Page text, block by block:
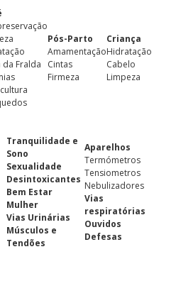
da Fralda
Pós-Parto
Amamentação
Cintas
Firmeza
Criança
Hidratação
Cabelo
Limpeza
Tranquilidade e
Sono
Sexualidade
Desintoxicantes
Bem Estar
Mulher
Vias Urinárias
Músculos e
Tendões
Aparelhos
Termómetros
Tensiometros
Nebulizadores
Vias
respiratórias
Ouvidos
Defesas